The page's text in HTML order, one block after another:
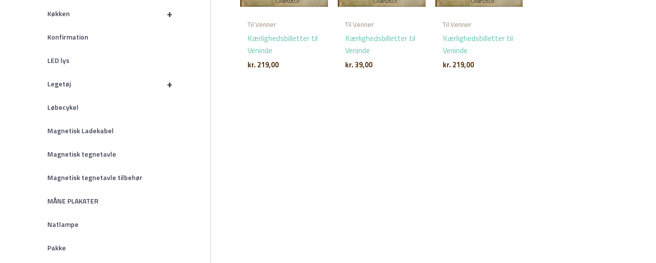
+
Køkken
Konfirmation
LED lys
+
Legetøj
Løbecykel
Magnetisk Ladekabel
Magnetisk tegnetavle
Magnetisk tegnetavle tilbehør
MÅNE PLAKATER
Natlampe
Pakke
Til Venner
Kærlighedsbilletter til
Veninde
kr. 219,00
Til Venner
Kærlighedsbilletter til
Veninde
kr. 39,00
Til Venner
Kærlighedsbilletter til
Veninde
kr. 219,00